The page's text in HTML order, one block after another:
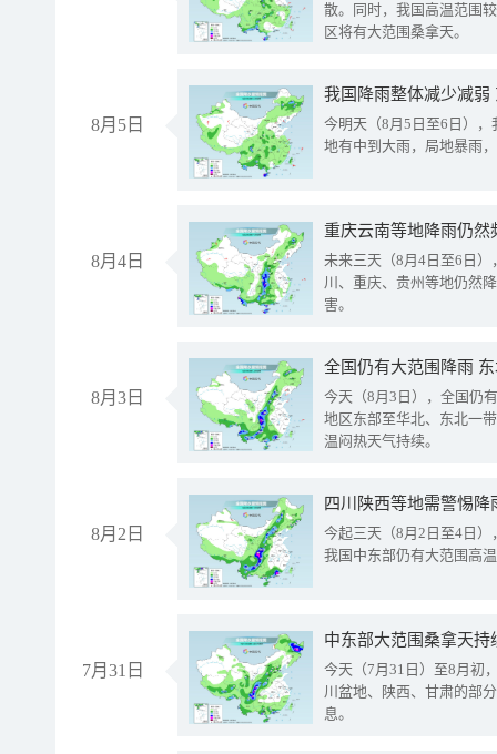
散。同时，我国高温范围
区将有大范围桑拿天。
8月5日
我国降雨整体减少减弱
今明天（8月5日至6日）
地有中到大雨，局地暴雨
8月4日
重庆云南等地降雨仍然
未来三天（8月4日至6日
川、重庆、贵州等地仍然
害。
8月3日
全国仍有大范围降雨
今天（8月3日），全国仍
地区东部至华北、东北一
温闷热天气持续。
8月2日
今起三天（8月2日至4日
我国中东部仍有大范围高
7月31日
中东部大范围桑拿天
今天（7月31日）至8月初
川盆地、陕西、甘肃的部
息。